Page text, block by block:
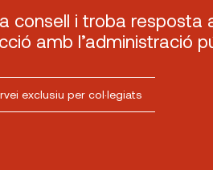
consell i troba resposta
amb l’administració
exclusiu per col·legiats